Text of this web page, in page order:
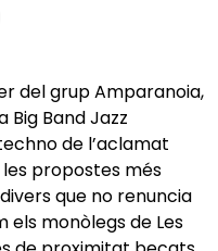
del grup Amparanoia,
Big Band Jazz
de l’aclamat
les propostes més
que no renuncia
els monòlegs de Les